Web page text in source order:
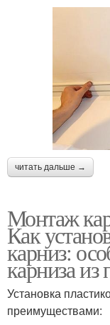
читать дальше →
Монтаж
Как
карниз:
карниза из
Установка
преимуществами: